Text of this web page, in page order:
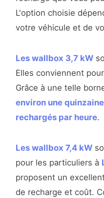
L'option choisie
votre véhicule et de
Les wallbox 3,7 kW
Elles conviennent
Grâce à une telle
environ une
rechargés par heure.
Les wallbox 7,4 kW
pour les particuliers à
proposent un
de recharge et coût.